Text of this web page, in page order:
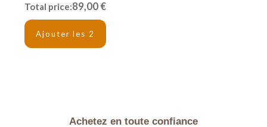
Total price:89,00 €
Ajouter les 2
Achetez en toute confiance